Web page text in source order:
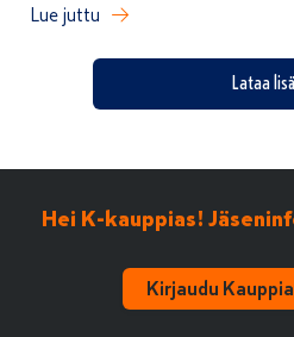
Lue juttu
Lataa
Hei K-kauppias!
Kirjaudu